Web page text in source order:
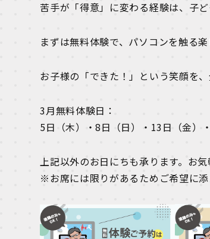
苦手が「得意」に変わる経験は、子
まずは無料体験で、パソコンを触る
お子様の「できた！」という笑顔を
3月無料体験日：
5日（木）・8日（日）・13日（金）
上記以外のお日にちも承ります。お気
※お席には限りがあるためご希望に添